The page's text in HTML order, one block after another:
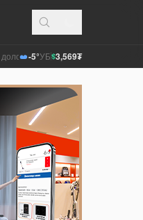
бүр Засгийн газрын
-5°УБ$3,569₮